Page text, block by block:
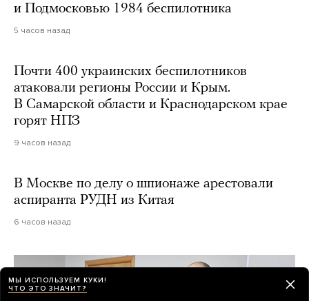
и Подмосковью 1984 беспилотника
5 часов назад
Почти 400 украинских беспилотников
атаковали регионы России и Крым.
В Самарской области и Краснодарском крае
горят НПЗ
9 часов назад
В Москве по делу о шпионаже арестовали
аспиранта РУДН из Китая
6 часов назад
МЫ ИСПОЛЬЗУЕМ КУКИ!
ЧТО ЭТО ЗНАЧИТ?